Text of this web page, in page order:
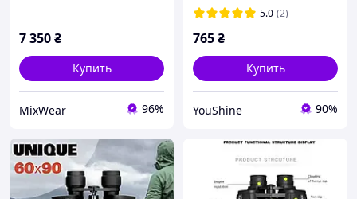
7 350₴
Купить
MixWear 96%
Водонепроницаемый
5.0 (2)
765₴
Купить
YouShine 90%